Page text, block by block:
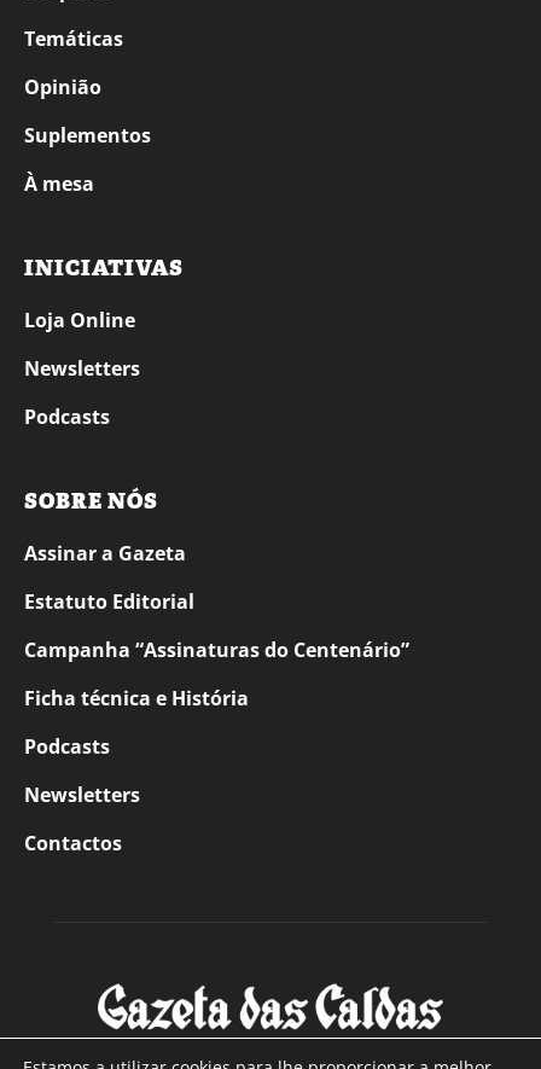
Temáticas
Opinião
Suplementos
À mesa
INICIATIVAS
Loja Online
Newsletters
Podcasts
SOBRE NÓS
Assinar a Gazeta
Estatuto Editorial
Campanha “Assinaturas do Centenário”
Ficha técnica e História
Podcasts
Newsletters
Contactos